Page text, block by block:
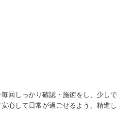
回しっかり確認・施術をし、少しで
心して日常が過ごせるよう、精進し